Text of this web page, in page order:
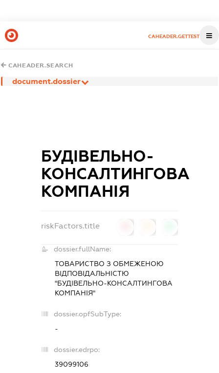
CAHEADER.GETTEST
CAHEADER.SEARCH
document.dossier
БУДІВЕЛЬНО-
КОНСАЛТИНГОВА
КОМПАНІЯ
riskFactors.title
dossier.fullName:
ТОВАРИСТВО З ОБМЕЖЕНОЮ
ВІДПОВІДАЛЬНІСТЮ
"БУДІВЕЛЬНО-КОНСАЛТИНГОВА
КОМПАНІЯ"
dossier.opfSubType:
-
dossier.edrpo:
39099106